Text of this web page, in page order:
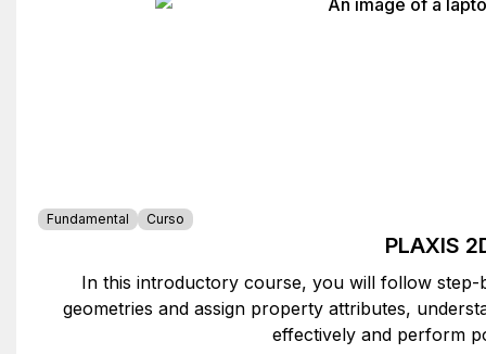
Fundamental Curso
PLAXIS
In this introductory course, you will follow
geometries and assign property attributes,
effectively and perform